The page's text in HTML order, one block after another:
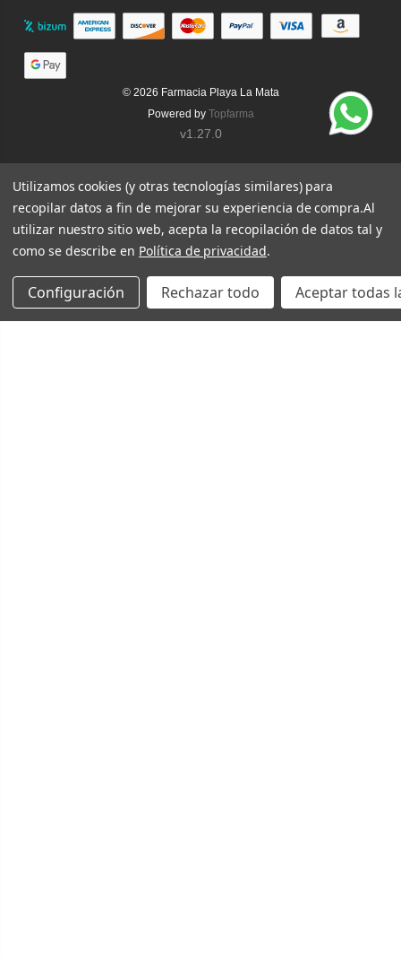
© 2026 Farmacia Playa La Mata
Powered by Topfarma
v1.27.0
Utilizamos cookies (y otras tecnologías similares) para
recopilar datos a fin de mejorar su experiencia de compra.Al
utilizar nuestro sitio web, acepta la recopilación de datos tal y
como se describe en Política de privacidad.
Configuración Rechazar todo Aceptar todas